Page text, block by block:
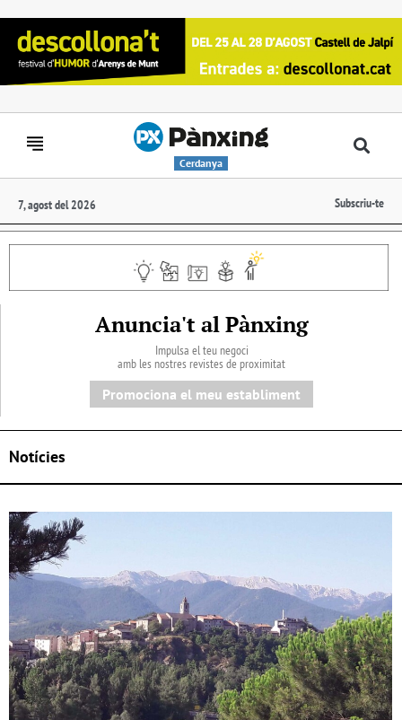
Cerdanya
7, agost del 2026 Subscriu-te
Anuncia't al Pànxing
Impulsa el teu negoci
amb les nostres revistes de proximitat
Promociona el meu establiment
Notícies